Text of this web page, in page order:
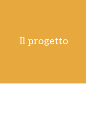
Il progetto